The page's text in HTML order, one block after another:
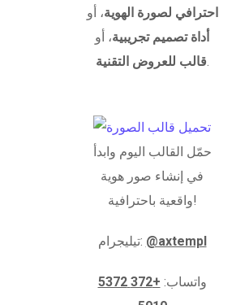
احترافي لصورة الهوية، أو
أداة تصميم تجريبية، أو
قالب للعروض التقنية.
حمّل القالب اليوم وابدأ
في إنشاء صور هوية
واقعية باحترافية!
تيليجرام: @axtempl
واتساب:
+372 5372